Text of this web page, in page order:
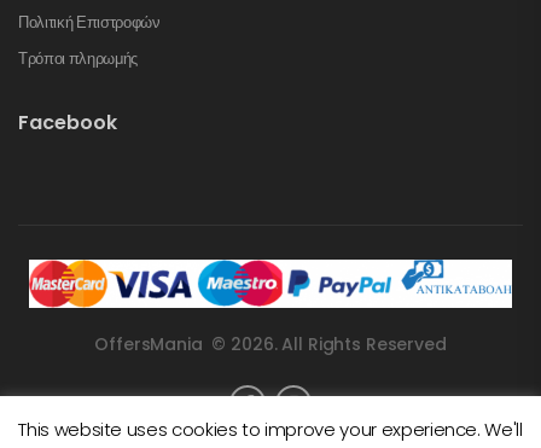
Πολιτική Επιστροφών
Τρόποι πληρωμής
Facebook
OffersMania © 2026. All Rights Reserved
This website uses cookies to improve your experience. We'll